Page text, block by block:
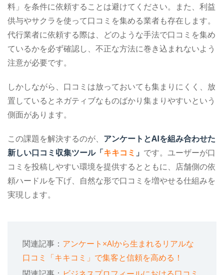
料」を条件に依頼することは避けてください。また、利益
供与やサクラを使って口コミを集める業者も存在します。
代行業者に依頼する際は、どのような手法で口コミを集め
ているかを必ず確認し、不正な方法に巻き込まれないよう
注意が必要です。
しかしながら、口コミは放っておいても集まりにくく、放
置しているとネガティブなものばかり集まりやすいという
側面があります。
この課題を解決するのが、 アンケートとAIを組み合わせた
新しい口コミ収集ツール「キキコミ 」 です。ユーザーが口
コミを投稿しやすい環境を提供するとともに、店舗側の依
頼ハードルを下げ、自然な形で口コミを増やせる仕組みを
実現します。
関連記事： アンケート×AIから生まれるリアルな
口コミ「キキコミ」で集客と信頼を高める！